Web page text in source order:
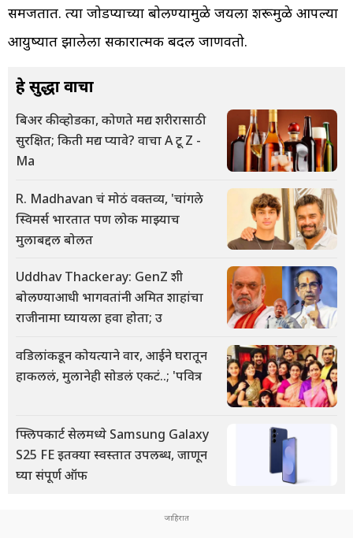
समजतात. त्या जोडप्याच्या बोलण्यामुळे जयला शरूमुळे आपल्या
आयुष्यात झालेला सकारात्मक बदल जाणवतो.
हे सुद्धा वाचा
बिअर की व्होडका, कोणते मद्य शरीरासाठी
सुरक्षित; किती मद्य प्यावे? वाचा A टू Z -
Ma
R. Madhavan चं मोठं वक्तव्य, 'चांगले
स्विमर्स भारतात पण लोक माझ्याच
मुलाबद्दल बोलत
Uddhav Thackeray: GenZ शी
बोलण्याआधी भागवतांनी अमित शाहांचा
राजीनामा घ्यायला हवा होता; उ
वडिलांकडून कोयत्याने वार, आईने घरातून
हाकललं, मुलानेही सोडलं एकटं..; 'पवित्र
फ्लिपकार्ट सेलमध्ये Samsung Galaxy
S25 FE इतक्या स्वस्तात उपलब्ध, जाणून
घ्या संपूर्ण ऑफ